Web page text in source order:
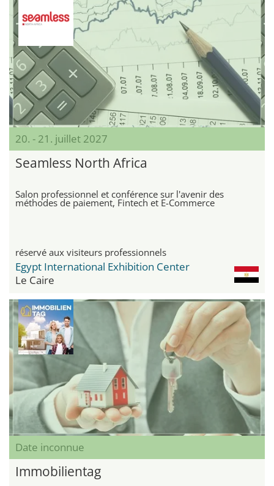
20. - 21. juillet 2027
Seamless North Africa
Salon professionnel et conférence sur l'avenir des
méthodes de paiement, Fintech et E-Commerce
réservé aux visiteurs professionnels
Egypt International Exhibition Center
Le Caire
Date inconnue
Immobilientag